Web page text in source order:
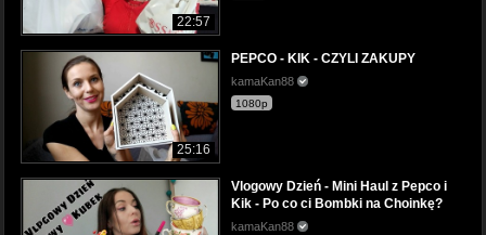
22:57
25:16
PEPCO - KIK - CZYLI ZAKUPY
kamaKan88
1080p
Vlogowy Dzień - Mini Haul z Pepco i
Kik - Po co ci Bombki na Choinkę?
kamaKan88